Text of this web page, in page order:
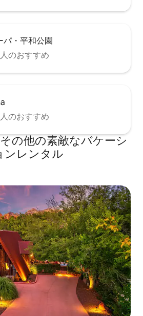
パ・平和公園
のおすすめ
のおすすめ
の他の素敵なバケーシ
ンレンタル
です。